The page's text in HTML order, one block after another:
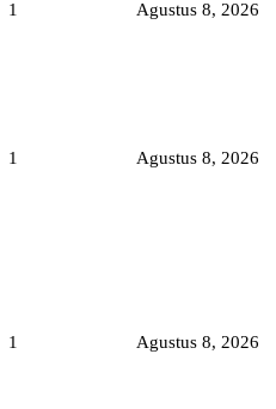
1 Agustus 8, 2026
1 Agustus 8, 2026
1 Agustus 8, 2026